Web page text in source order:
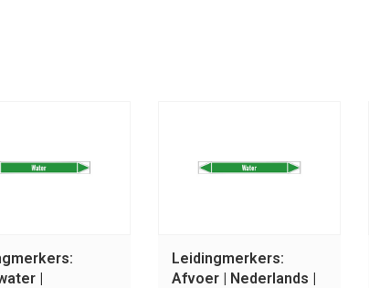
|
Leidingmerkers:
Afvoer | Nederlands |